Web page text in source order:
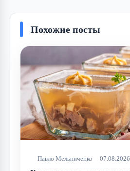
Похожие посты
Павло Мельниченко 07.08.2026